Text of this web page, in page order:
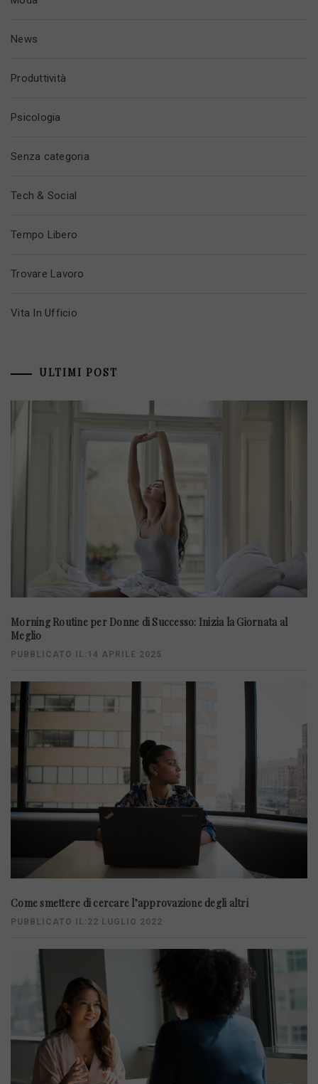
News
Produttività
Psicologia
Senza categoria
Tech & Social
Tempo Libero
Trovare Lavoro
Vita In Ufficio
ULTIMI POST
Morning Routine per Donne di Successo: Inizia la Giornata al
Meglio
PUBBLICATO IL:14 APRILE 2025
Come smettere di cercare l’approvazione degli altri
PUBBLICATO IL:22 LUGLIO 2022